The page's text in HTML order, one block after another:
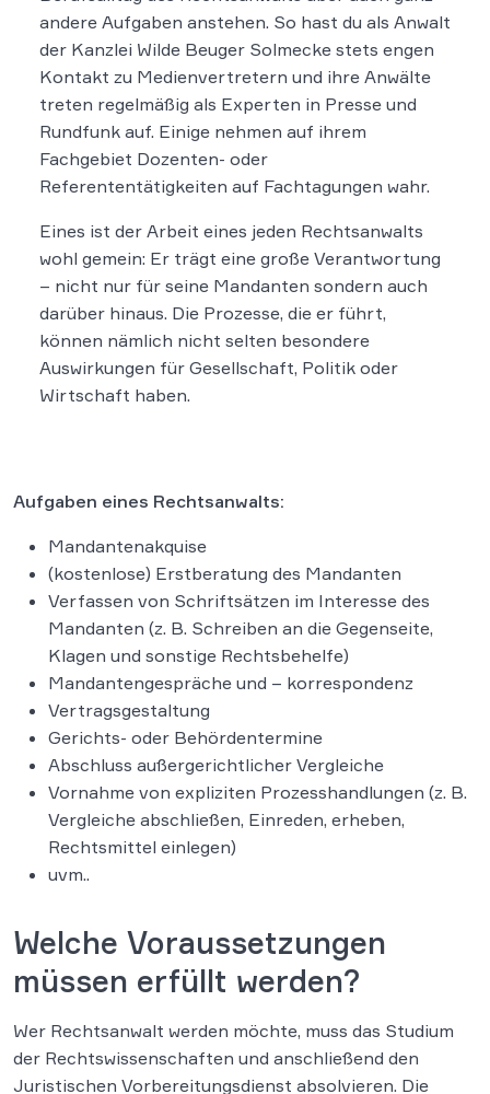
andere Aufgaben anstehen. So hast du als Anwalt
der Kanzlei Wilde Beuger Solmecke stets engen
Kontakt zu Medienvertretern und ihre Anwälte
treten regelmäßig als Experten in Presse und
Rundfunk auf. Einige nehmen auf ihrem
Fachgebiet Dozenten- oder
Referententätigkeiten auf Fachtagungen wahr.
Eines ist der Arbeit eines jeden Rechtsanwalts
wohl gemein: Er trägt eine große Verantwortung
– nicht nur für seine Mandanten sondern auch
darüber hinaus. Die Prozesse, die er führt,
können nämlich nicht selten besondere
Auswirkungen für Gesellschaft, Politik oder
Wirtschaft haben.
Aufgaben eines Rechtsanwalts:
Mandantenakquise
(kostenlose) Erstberatung des Mandanten
Verfassen von Schriftsätzen im Interesse des
Mandanten (z. B. Schreiben an die Gegenseite,
Klagen und sonstige Rechtsbehelfe)
Mandantengespräche und – korrespondenz
Vertragsgestaltung
Gerichts- oder Behördentermine
Abschluss außergerichtlicher Vergleiche
Vornahme von expliziten Prozesshandlungen (z. B.
Vergleiche abschließen, Einreden, erheben,
Rechtsmittel einlegen)
uvm..
Welche Voraussetzungen
müssen erfüllt werden?
Wer Rechtsanwalt werden möchte, muss das Studium
der Rechtswissenschaften und anschließend den
Juristischen Vorbereitungsdienst absolvieren. Die